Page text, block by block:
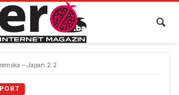
– Japan 2:2